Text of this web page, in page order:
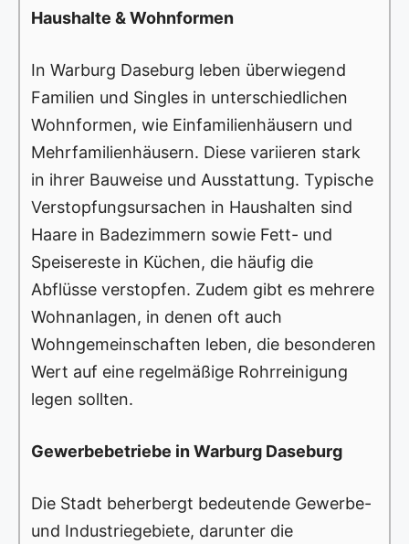
Haushalte & Wohnformen
In Warburg Daseburg leben überwiegend
Familien und Singles in unterschiedlichen
Wohnformen, wie Einfamilienhäusern und
Mehrfamilienhäusern. Diese variieren stark
in ihrer Bauweise und Ausstattung. Typische
Verstopfungsursachen in Haushalten sind
Haare in Badezimmern sowie Fett- und
Speisereste in Küchen, die häufig die
Abflüsse verstopfen. Zudem gibt es mehrere
Wohnanlagen, in denen oft auch
Wohngemeinschaften leben, die besonderen
Wert auf eine regelmäßige Rohrreinigung
legen sollten.
Gewerbebetriebe in Warburg Daseburg
Die Stadt beherbergt bedeutende Gewerbe-
und Industriegebiete, darunter die